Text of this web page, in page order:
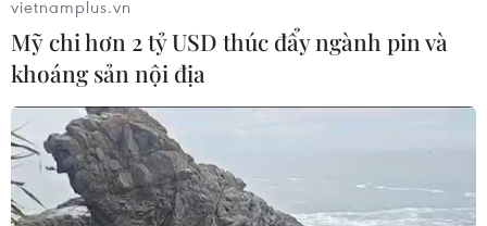
vietnamplus.vn
Mỹ chi hơn 2 tỷ USD thúc đẩy ngành pin và
khoáng sản nội địa